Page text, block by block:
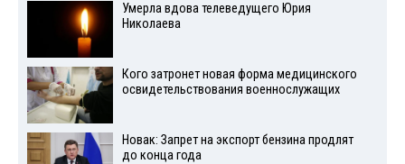
Умерла вдова телеведущего Юрия
Николаева
Кого затронет новая форма медицинского
освидетельствования военнослужащих
Новак: Запрет на экспорт бензина продлят
до конца года